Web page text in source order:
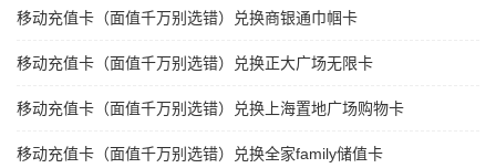
移动充值卡（面值千万别选错）兑换商银通巾帼卡
移动充值卡（面值千万别选错）兑换正大广场无限卡
移动充值卡（面值千万别选错）兑换上海置地广场购物卡
移动充值卡（面值千万别选错）兑换全家family储值卡